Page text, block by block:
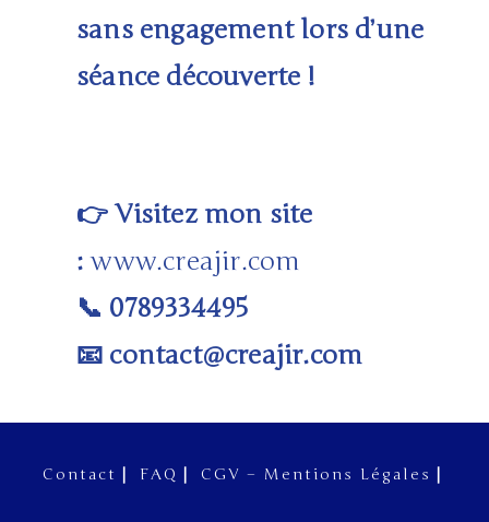
sans engagement lors d’une
séance découverte !
👉Visitez mon site
:www.creajir.com
📞 0789334495
📧 contact@creajir.com
Contact FAQ CGV – Mentions Légales